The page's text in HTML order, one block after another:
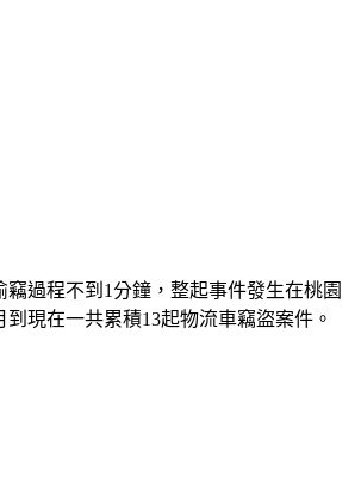
過程不到1分鐘，整起事件發生在桃園
現在一共累積13起物流車竊盜案件。